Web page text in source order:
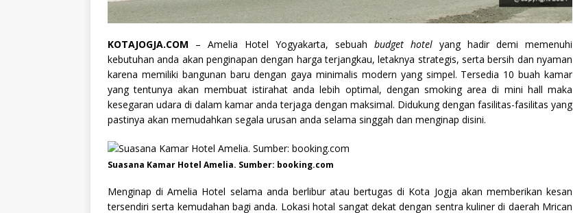
KOTAJOGJA.COM – Amelia Hotel Yogyakarta, sebuahbudget hotelyang hadir demi memenuhi
kebutuhan anda akan penginapan dengan harga terjangkau, letaknya strategis, serta bersih dan nyaman
karena memiliki bangunan baru dengan gaya minimalis modern yang simpel. Tersedia 10 buah kamar
yang tentunya akan membuat istirahat anda lebih optimal, dengan smoking area di mini hall maka
kesegaran udara di dalam kamar anda terjaga dengan maksimal. Didukung dengan fasilitas-fasilitas yang
pastinya akan memudahkan segala urusan anda selama singgah dan menginap disini.
Suasana Kamar Hotel Amelia. Sumber: booking.com
Menginap di Amelia Hotel selama anda berlibur atau bertugas di Kota Jogja akan memberikan kesan
tersendiri serta kemudahan bagi anda. Lokasi hotal sangat dekat dengan sentra kuliner di daerah Mrican